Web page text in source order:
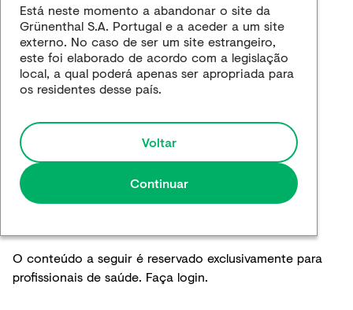
Inovação e Ciência
Empregos e carreira
Media
Está neste momento a abandonar o site da
Grünenthal S.A. Portugal e a aceder a um site
externo. No caso de ser um site estrangeiro,
este foi elaborado de acordo com a legislação
local, a qual poderá apenas ser apropriada para
os residentes desse país.
Voltar
Continuar
O conteúdo a seguir é reservado exclusivamente para
profissionais de saúde. Faça login.